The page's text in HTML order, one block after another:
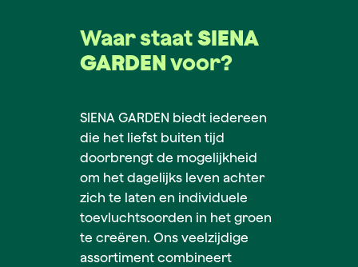
Waar staatSIENA
GARDENvoor?
SIENA GARDEN biedt iedereen
die het liefst buiten tijd
doorbrengt de mogelijkheid
om het dagelijks leven achter
zich te laten en individuele
toevluchtsoorden in het groen
te creëren. Ons veelzijdige
assortiment combineert